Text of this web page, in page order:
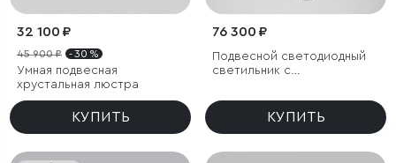
32 100 ₽
45 900 ₽ - 30 %
Умная подвесная
хрустальная люстра
КУПИТЬ
76 300 ₽
Подвесной светодиодный
светильник с
плафонами
КУПИТЬ